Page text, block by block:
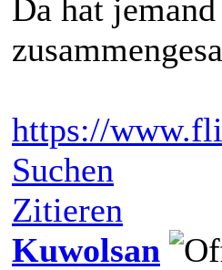
Da hat
https://
Suchen
Zitieren
Kuwolsan